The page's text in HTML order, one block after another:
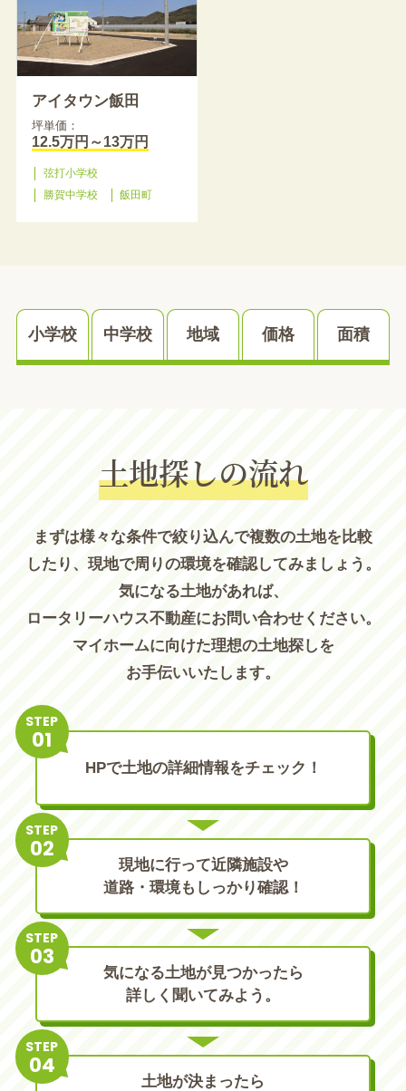
アイタウン飯田
坪単価：
12.5万円～13万円
弦打小学校
勝賀中学校
飯田町
小学校 中学校 地域 価格 面積
土地探しの流れ
まずは様々な条件で絞り込んで複数の土地を比較
したり、現地で周りの環境を確認してみましょう。
気になる土地があれば、
ロータリーハウス不動産にお問い合わせください。
マイホームに向けた理想の土地探しを
お手伝いいたします。
STEP
HPで土地の詳細情報をチェック！
STEP
現地に行って近隣施設や
道路・環境もしっかり確認！
STEP
気になる土地が見つかったら
詳しく聞いてみよう。
STEP
土地が決まったら